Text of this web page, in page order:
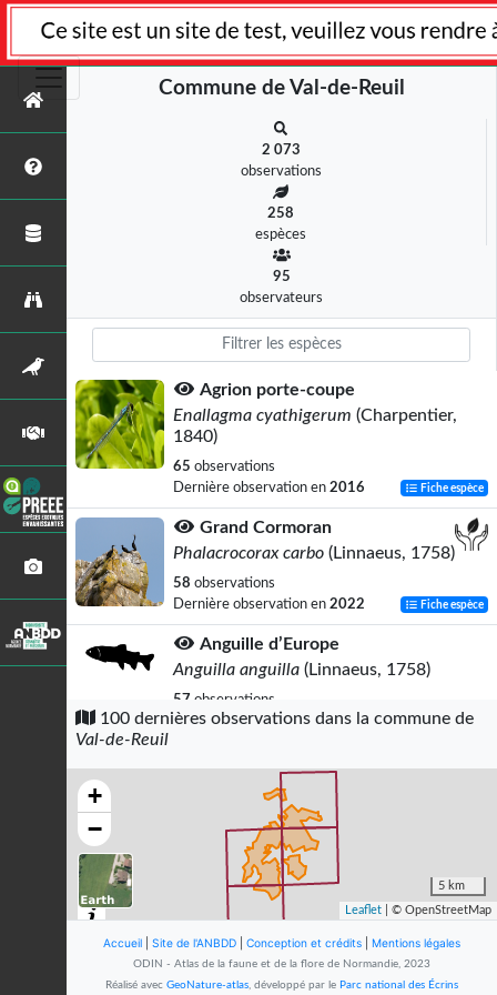
Commune de Val-de-Reuil
2 073
observations
258
espèces
95
observateurs
Agrion porte-coupe
Enallagma cyathigerum (Charpentier,
1840)
65 observations
Dernière observation en 2016 Fiche espèce
Grand Cormoran
Phalacrocorax carbo (Linnaeus, 1758)
58 observations
Dernière observation en 2022 Fiche espèce
Anguille d’Europe
Anguilla anguilla (Linnaeus, 1758)
57 observations
Dernière observation en2011 Fiche espèce
Linnaeus, 1758
Dernière observation en
2022
Agrion élégant
Ischnura elegans
(Vander Linden, 1820)
Dernière observation en
100 dernières observations dans la commune de
Val-de-Reuil
+
−
5 km
Leaflet | © OpenStreetMap
Accueil Site de l'ANBDD Conception et crédits Mentions légales
ODIN - Atlas de la faune et de la flore de Normandie, 2023
Réalisé avec GeoNature-atlas, développé par le Parc national des Écrins